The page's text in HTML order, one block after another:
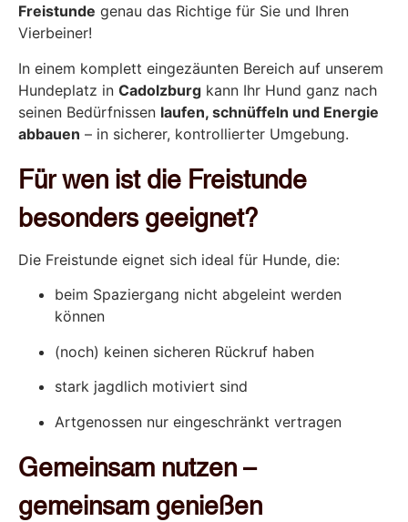
Freistunde genau das Richtige für Sie und Ihren
Vierbeiner!
In einem komplett eingezäunten Bereich auf unserem
Hundeplatz in Cadolzburg kann Ihr Hund ganz nach
seinen Bedürfnissen laufen, schnüffeln und Energie
abbauen – in sicherer, kontrollierter Umgebung.
Für wen ist die Freistunde
besonders geeignet?
Die Freistunde eignet sich ideal für Hunde, die:
beim Spaziergang nicht abgeleint werden
können
(noch) keinen sicheren Rückruf haben
stark jagdlich motiviert sind
Artgenossen nur eingeschränkt vertragen
Gemeinsam nutzen –
gemeinsam genießen